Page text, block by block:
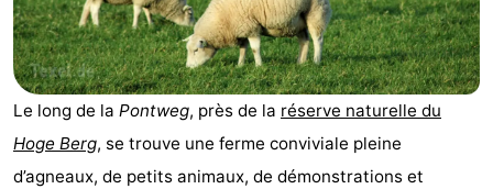
Burg
Den
Hoorn
-
De
Cocksdorp
-
De
Koog
-
Oudeschild
Le long de la Pontweg, près de la réserve naturelle du
Hoge Berg, se trouve une ferme conviviale pleine
d’agneaux, de petits animaux, de démonstrations et